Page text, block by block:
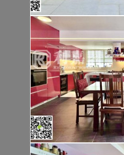
慶徑石
西貢 慶徑石
建築 2100呎 @$7,143
實用 --